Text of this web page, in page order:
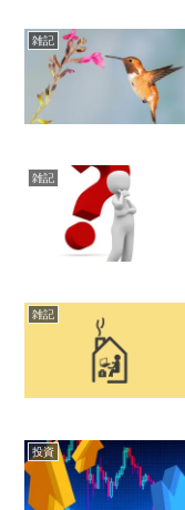
雑記
雑記
雑記
投資